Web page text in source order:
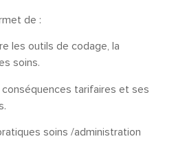
de :
les outils de codage, la
soins.
tarifaires et ses
soins /administration